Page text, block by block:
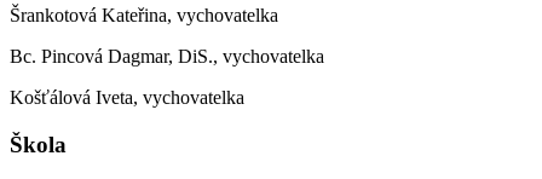
Šrankotová Kateřina, vychovatelka
Bc. Pincová Dagmar, DiS., vychovatelka
Košťálová Iveta, vychovatelka
Škola